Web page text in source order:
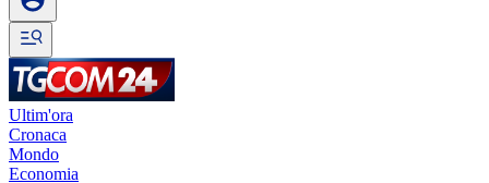
Ultim'ora
Cronaca
Mondo
Economia